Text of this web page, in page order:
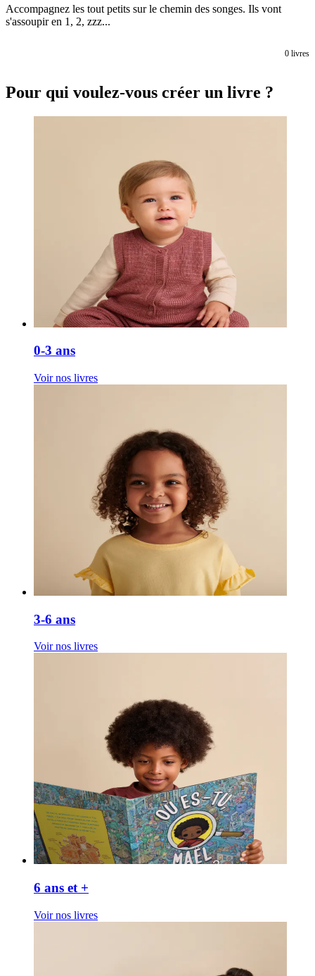
Accompagnez les tout petits sur le chemin des songes. Ils vont
s'assoupir en 1, 2, zzz...
0 livres
Pour qui voulez-vous créer un livre ?
0-3 ans
Voir nos livres
3-6 ans
Voir nos livres
6 ans et +
Voir nos livres